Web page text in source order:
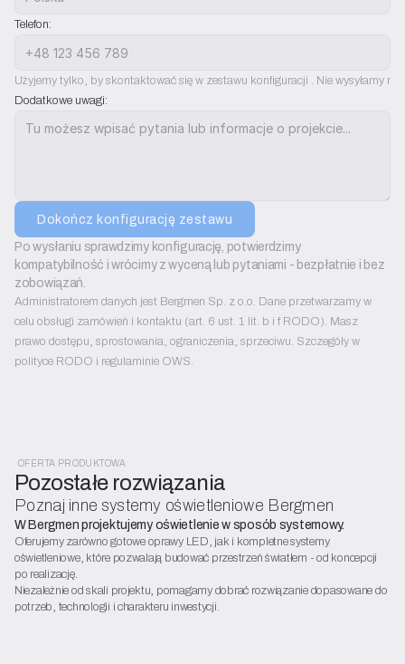
Telefon:
Użyjemy tylko, by skontaktować się w zestawu konfiguracji . Nie wysyłamy
Dodatkowe uwagi:
Dokończ konfigurację zestawu
Po wysłaniu sprawdzimy konfigurację, potwierdzimy
kompatybilność i wrócimy z wyceną lub pytaniami - bezpłatnie i bez
zobowiązań.
Administratorem danych jest Bergmen Sp. z o.o. Dane przetwarzamy w
celu obsługi zamówień i kontaktu (art. 6 ust. 1 lit. b i f RODO). Masz
prawo dostępu, sprostowania, ograniczenia, sprzeciwu. Szczegóły w
polityce RODO i regulaminie OWS.
OFERTA PRODUKTOWA
Pozostałe rozwiązania
Poznaj inne systemy oświetleniowe Bergmen
W Bergmen projektujemy oświetlenie w sposób systemowy.
Oferujemy zarówno gotowe oprawy LED, jak i kompletne systemy
oświetleniowe, które pozwalają budować przestrzeń światłem - od koncepcji
po realizację.
Niezależnie od skali projektu, pomagamy dobrać rozwiązanie dopasowane do
potrzeb, technologii i charakteru inwestycji.